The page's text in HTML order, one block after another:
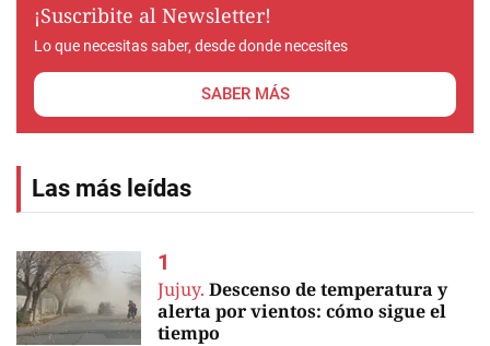
¡Suscribite al Newsletter!
Lo que necesitas saber, desde donde necesites
SABER MÁS
Las más leídas
Jujuy. Descenso de temperatura y
alerta por vientos: cómo sigue el
tiempo